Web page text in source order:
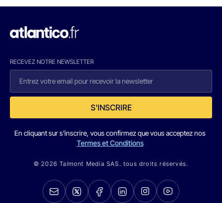
RECEVEZ NOTRE NEWSLETTER
S'INSCRIRE
En cliquant sur s'inscrire, vous confirmez que vous acceptez nos
Termes et Conditions
© 2026 Talmont Media SAS. tous droits réservés.